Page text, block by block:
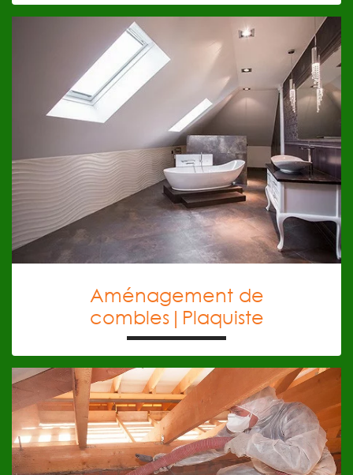
Aménagement de
combles|Plaquiste
Aménagement de combles |
Plaquiste
ATLANTI PLAC réalise vos travaux d’isolation de
combles par soufflage dans le respect de la
réglementation. Outre le confort thermique toute
l’année, cet investissement augmente l’efficacité
énergétique de votre bâtiment et le valorise.
EN SAVOIR PLUS
les différents matériaux à utiliser et vous guidons dans
vos choix de produits.
EN SAVOIR PLUS